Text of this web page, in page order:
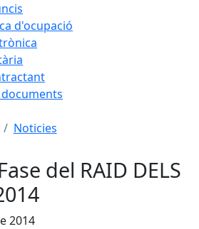
d'ocupació
Noticies
del RAID DELS
2014